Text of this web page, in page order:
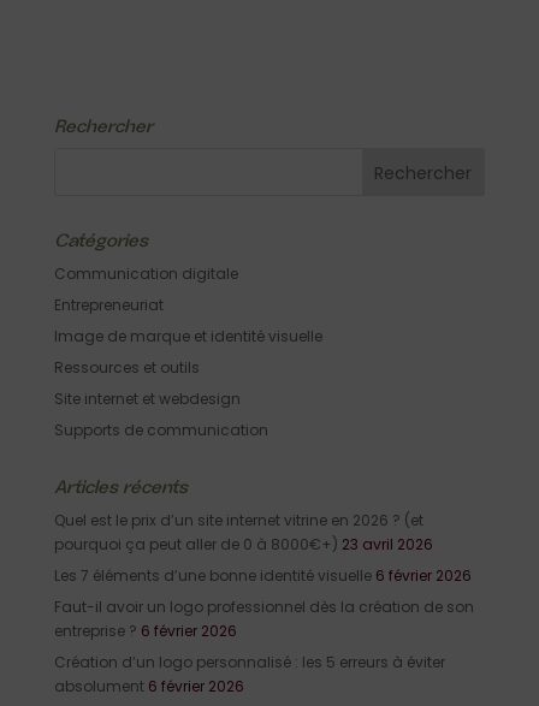
Rechercher
Catégories
Communication digitale
Entrepreneuriat
Image de marque et identité visuelle
Ressources et outils
Site internet et webdesign
Supports de communication
Articles récents
Quel est le prix d’un site internet vitrine en 2026 ? (et
pourquoi ça peut aller de 0 à 8000€+) 23 avril 2026
Les 7 éléments d’une bonne identité visuelle 6 février 2026
Faut-il avoir un logo professionnel dès la création de son
entreprise ? 6 février 2026
Création d’un logo personnalisé : les 5 erreurs à éviter
absolument 6 février 2026